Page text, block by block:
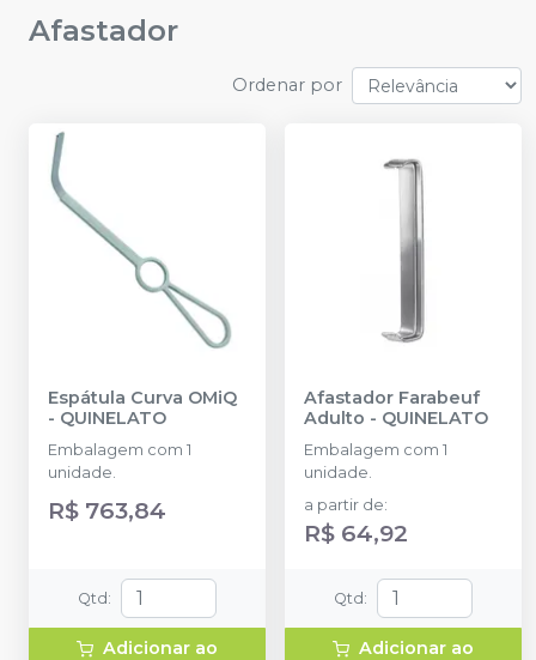
Afastador
Ordenar por
Espátula Curva OMiQ
- QUINELATO
Embalagem com 1
unidade.
R$ 763,84
Qtd :
Adicionar ao
Afastador Farabeuf
Adulto - QUINELATO
Embalagem com 1
unidade.
a partir de:
R$ 64,92
Qtd :
Adicionar ao